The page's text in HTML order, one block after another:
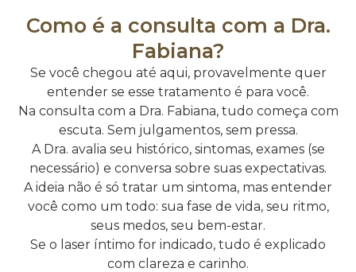
Como é a consulta com a Dra.
Fabiana?
Se você chegou até aqui, provavelmente quer
entender se esse tratamento é para você.
Na consulta com a Dra. Fabiana, tudo começa com
escuta. Sem julgamentos, sem pressa.
A Dra. avalia seu histórico, sintomas, exames (se
necessário) e conversa sobre suas expectativas.
A ideia não é só tratar um sintoma, mas entender
você como um todo: sua fase de vida, seu ritmo,
seus medos, seu bem-estar.
Se o laser íntimo for indicado, tudo é explicado
com clareza e carinho.